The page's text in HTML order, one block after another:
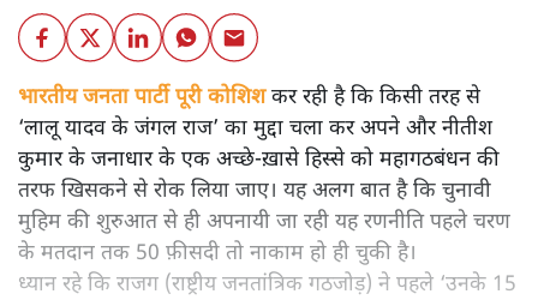
भारतीय जनता पार्टी पूरी कोशिशकर रही है कि किसी तरह से
‘लालू यादव के जंगल राज’ का मुद्दा चला कर अपने और नीतीश
कुमार के जनाधार के एक अच्छे-ख़ासे हिस्से को महागठबंधन की
तरफ खिसकने से रोक लिया जाए। यह अलग बात है कि चुनावी
मुहिम की शुरुआत से ही अपनायी जा रही यह रणनीति पहले चरण
के मतदान तक 50 फ़ीसदी तो नाकाम हो ही चुकी है।
ध्यान रहे कि राजग (राष्ट्रीय जनतांत्रिक गठजोड़) ने पहले ‘उनके 15